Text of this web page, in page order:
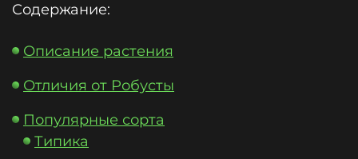
Содержание:
Описание растения
Отличия от Робусты
Популярные сорта
Типика